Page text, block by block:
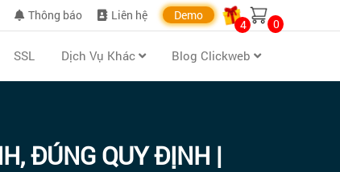
Thông báo Liên hệ Demo
4 0
SSL Dịch Vụ Khác Blog Clickweb
ĐÚNG QUY ĐỊNH |